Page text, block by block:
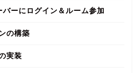
ーにログイン＆ルーム参加
の構築
実装